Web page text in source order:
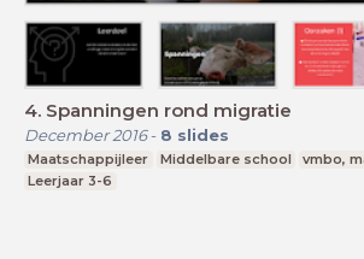
4. Spanningen rond migratie
December 2016- 8 slides
Maatschappijleer Middelbare school
vmbo,
Leerjaar 3-6